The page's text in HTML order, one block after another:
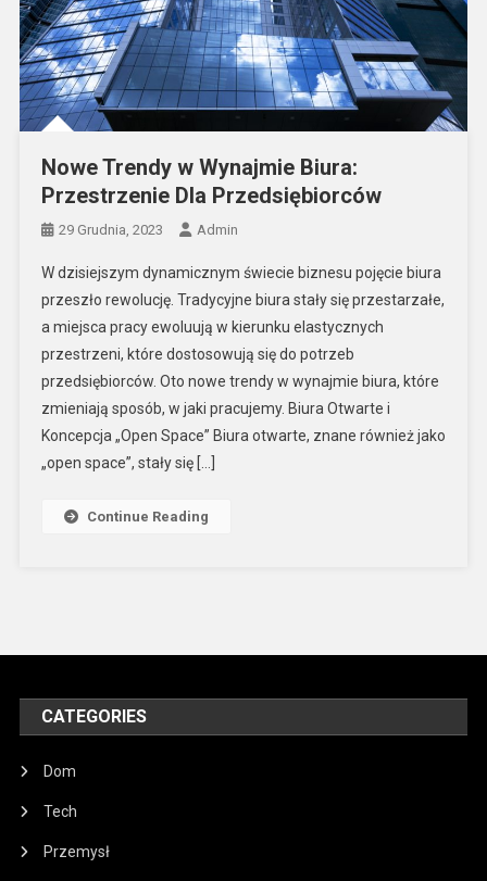
Nowe Trendy w Wynajmie Biura:
Przestrzenie Dla Przedsiębiorców
29 Grudnia, 2023 Admin
W dzisiejszym dynamicznym świecie biznesu pojęcie biura
przeszło rewolucję. Tradycyjne biura stały się przestarzałe,
a miejsca pracy ewoluują w kierunku elastycznych
przestrzeni, które dostosowują się do potrzeb
przedsiębiorców. Oto nowe trendy w wynajmie biura, które
zmieniają sposób, w jaki pracujemy. Biura Otwarte i
Koncepcja „Open Space” Biura otwarte, znane również jako
„open space”, stały się […]
Continue Reading
CATEGORIES
Dom
Tech
Przemysł